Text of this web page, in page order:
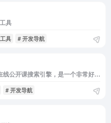
具
具 # 开发导航
Coursade是非常实用又好用的在线公开课搜索引擎，是一个非常好用的学习网站
# 开发导航